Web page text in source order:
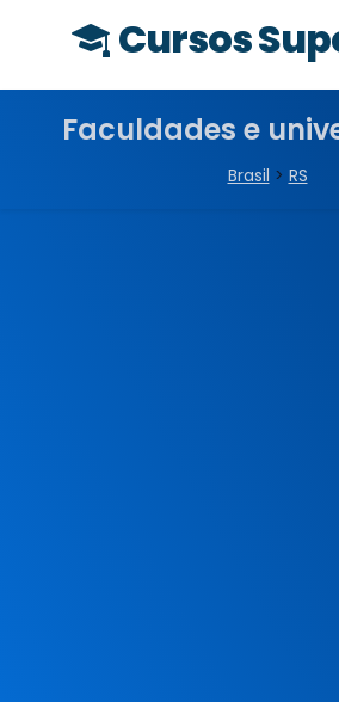
Cursos
Faculdades e
Brasil > RS